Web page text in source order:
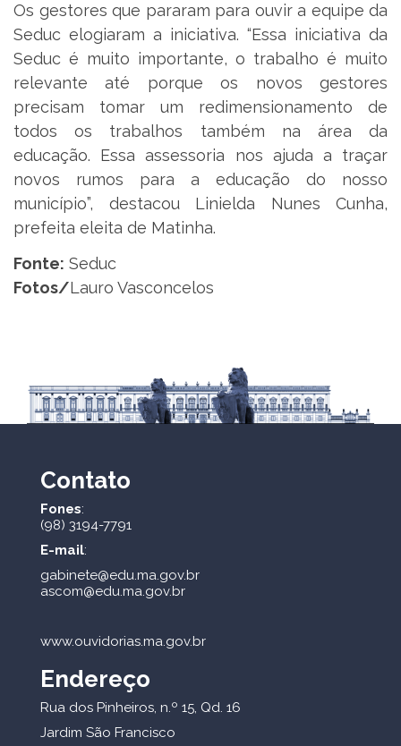
Os gestores que pararam para ouvir a equipe da
Seduc elogiaram a iniciativa. “Essa iniciativa da
Seduc é muito importante, o trabalho é muito
relevante até porque os novos gestores
precisam tomar um redimensionamento de
todos os trabalhos também na área da
educação. Essa assessoria nos ajuda a traçar
novos rumos para a educação do nosso
município”, destacou Linielda Nunes Cunha,
prefeita eleita de Matinha.
Fonte: Seduc
Fotos/Lauro Vasconcelos
Contato
Fones:
(98) 3194-7791
E-mail:
gabinete@edu.ma.gov.br
ascom@edu.ma.gov.br
www.ouvidorias.ma.gov.br
Endereço
Rua dos Pinheiros, n.º 15, Qd. 16
Jardim São Francisco